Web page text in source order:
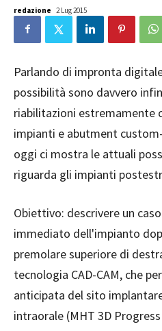
redazione 2 Lug 2015
Parlando di impronta
possibilità sono davvero
riabilitazioni estremamente
impianti e abutment
oggi ci mostra le attuali
riguarda gli impianti
Obiettivo: descrivere un
immediato dell'impianto
premolare superiore di
tecnologia CAD-CAM, che
anticipata del sito
intraorale (MHT 3D